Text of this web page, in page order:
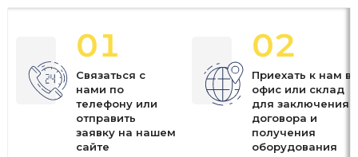
01
Связаться с
нами по
телефону или
отправить
заявку на нашем
сайте
02
Приехать к нам в
офис или склад
для заключения
договора и
получения
оборудования